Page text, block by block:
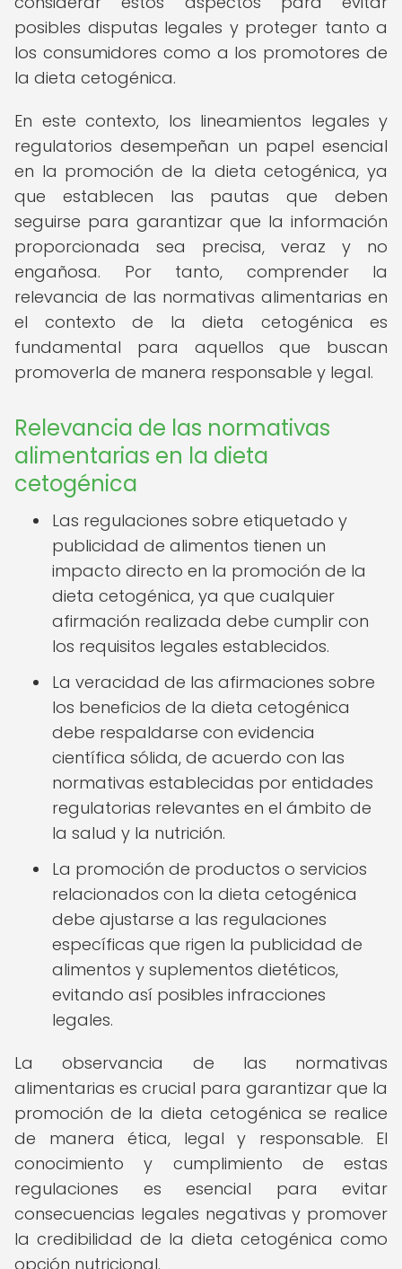
posibles disputas legales y proteger tanto a
los consumidores como a los promotores de
la dieta cetogénica.
En este contexto, los lineamientos legales y
regulatorios desempeñan un papel esencial
en la promoción de la dieta cetogénica, ya
que establecen las pautas que deben
seguirse para garantizar que la información
proporcionada sea precisa, veraz y no
engañosa. Por tanto, comprender la
relevancia de las normativas alimentarias en
el contexto de la dieta cetogénica es
fundamental para aquellos que buscan
promoverla de manera responsable y legal.
Relevancia de las normativas
alimentarias en la dieta
cetogénica
Las regulaciones sobre etiquetado y
publicidad de alimentos tienen un
impacto directo en la promoción de la
dieta cetogénica, ya que cualquier
afirmación realizada debe cumplir con
los requisitos legales establecidos.
La veracidad de las afirmaciones sobre
los beneficios de la dieta cetogénica
debe respaldarse con evidencia
científica sólida, de acuerdo con las
normativas establecidas por entidades
regulatorias relevantes en el ámbito de
la salud y la nutrición.
La promoción de productos o servicios
relacionados con la dieta cetogénica
debe ajustarse a las regulaciones
específicas que rigen la publicidad de
alimentos y suplementos dietéticos,
evitando así posibles infracciones
legales.
La observancia de las normativas
alimentarias es crucial para garantizar que la
promoción de la dieta cetogénica se realice
de manera ética, legal y responsable. El
conocimiento y cumplimiento de estas
regulaciones es esencial para evitar
consecuencias legales negativas y promover
la credibilidad de la dieta cetogénica como
opción nutricional.